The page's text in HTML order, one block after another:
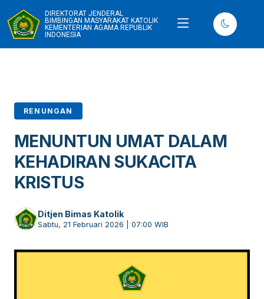
DIREKTORAT JENDERAL
BIMBINGAN MASYARAKAT KATOLIK
KEMENTERIAN AGAMA REPUBLIK
INDONESIA
RENUNGAN
MENUNTUN UMAT DALAM
KEHADIRAN SUKACITA
KRISTUS
Ditjen Bimas Katolik
Sabtu, 21 Februari 2026 | 07:00 WIB